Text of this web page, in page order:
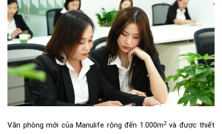
Văn phòng mới củaManulife rộng đến 1.000m2và được thiết